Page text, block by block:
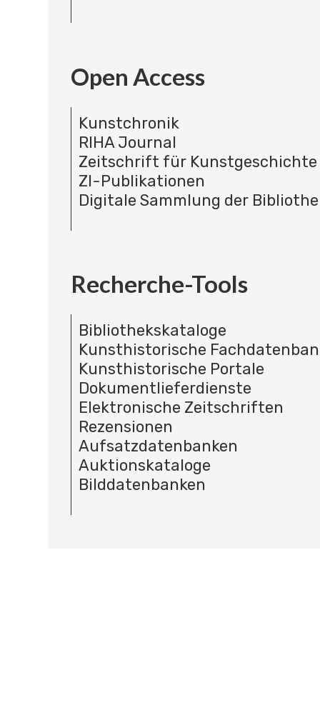
Open Access
Kunstchronik
RIHA Journal
Zeitschrift für Kunstgeschichte
ZI-Publikationen
Digitale Sammlung der
Recherche-Tools
Bibliothekskataloge
Kunsthistorische
Kunsthistorische Portale
Dokumentlieferdienste
Elektronische Zeitschriften
Rezensionen
Aufsatzdatenbanken
Auktionskataloge
Bilddatenbanken